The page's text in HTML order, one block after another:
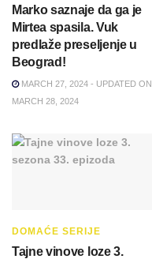
Marko saznaje da ga je
Mirtea spasila. Vuk
predlaže preseljenje u
Beograd!
MARCH 27, 2024 - UPDATED ON
MARCH 28, 2024
DOMAĆE SERIJE
Tajne vinove loze 3.